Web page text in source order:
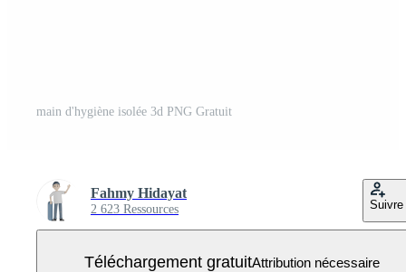
main d'hygiène isolée 3d PNG Gratuit
Fahmy Hidayat
2 623 Ressources Suivre
Téléchargement gratuitAttribution nécessaire